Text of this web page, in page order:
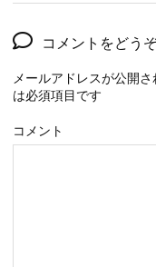
コメントをどう
メールアドレスが公開さ
は必須項目です
コメント